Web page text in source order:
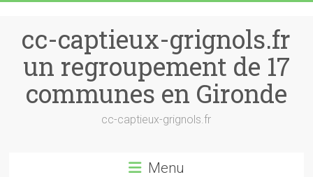
cc-captieux-grignols.fr
un regroupement de 17
communes en Gironde
cc-captieux-grignols.fr
Menu